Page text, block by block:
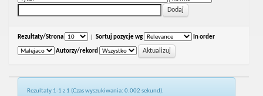
Rezultaty/Strona Sortuj pozycje wg In order
Autorzy/rekord
Rezultaty 1-1 z 1 (Czas wyszukiwania: 0.002 sekund).